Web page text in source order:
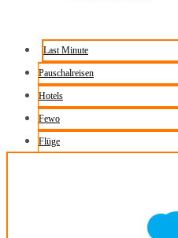
Last Minute
Pauschalreisen
Hotels
Fewo
Flüge